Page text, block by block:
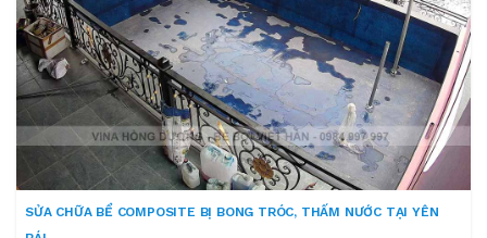
SỬA CHỮA BỂ COMPOSITE BỊ BONG TRÓC, THẤM NƯỚC TẠI YÊN